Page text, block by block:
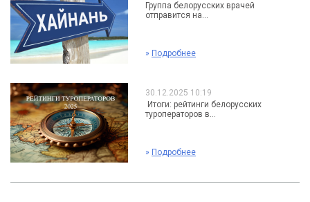
Группа белорусских врачей
отправится на...
» Подробнее
30.12.2025 10:19
Итоги: рейтинги белорусских
туроператоров в...
» Подробнее